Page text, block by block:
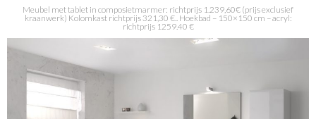
Meubel met tablet in composietmarmer: richtprijs 1.239,60€ (prijs exclusief
kraanwerk) Kolomkast richtprijs 321,30 €.. Hoekbad – 150×150 cm – acryl:
richtprijs 1259.40 €